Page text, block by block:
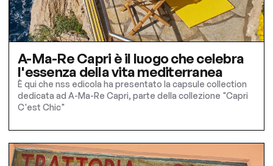
A-Ma-Re Capri è il luogo che celebra
l'essenza della vita mediterranea
È qui che nss edicola ha presentato la capsule collection
dedicata ad A-Ma-Re Capri, parte della collezione "Capri
C'est Chic"